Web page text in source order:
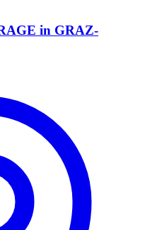
in GRAZ-